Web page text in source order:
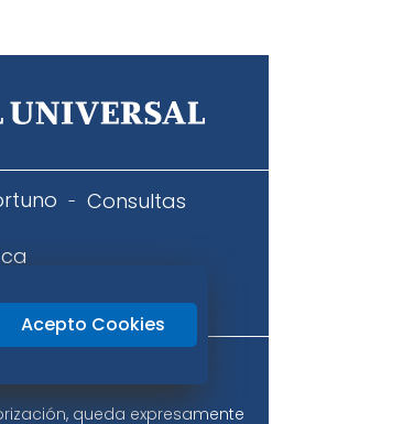
Consultas
queda expresamente
Acepto Cookies